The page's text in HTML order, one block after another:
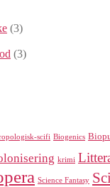
(3)
(3)
scifi Biogenics
krimi
Science Fantasy